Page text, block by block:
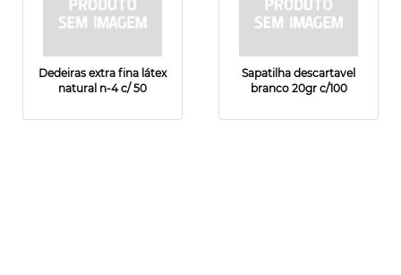
Dedeiras extra fina látex
natural n-4 c/ 50
Sapatilha descartavel
branco 20gr c/100